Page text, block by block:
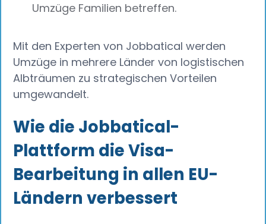
Umzüge Familien betreffen.
Mit den Experten von Jobbatical werden
Umzüge in mehrere Länder von logistischen
Albträumen zu strategischen Vorteilen
umgewandelt.
Wie die Jobbatical-
Plattform die Visa-
Bearbeitung in allen EU-
Ländern verbessert